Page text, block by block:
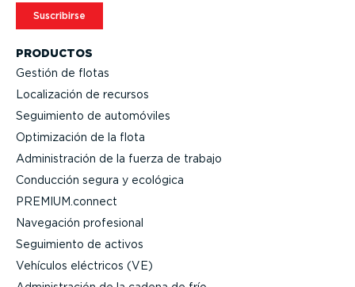
PRODUCTOS
Gestión de flotas
Locali­zación de recursos
Seguimiento de automóviles
Optimi­zación de la flota
Adminis­tración de la fuerza de trabajo
Conducción segura y ecológica
PREMIUM.connect
Navegación profesional
Seguimiento de activos
Vehículos eléctricos (VE)
Suscribirse